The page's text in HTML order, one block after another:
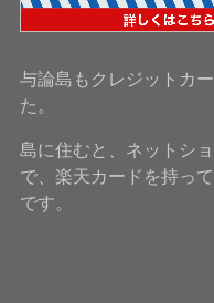
与論島もクレジットカ
た。
島に住むと、ネットシ
で、楽天カードを持っ
です。